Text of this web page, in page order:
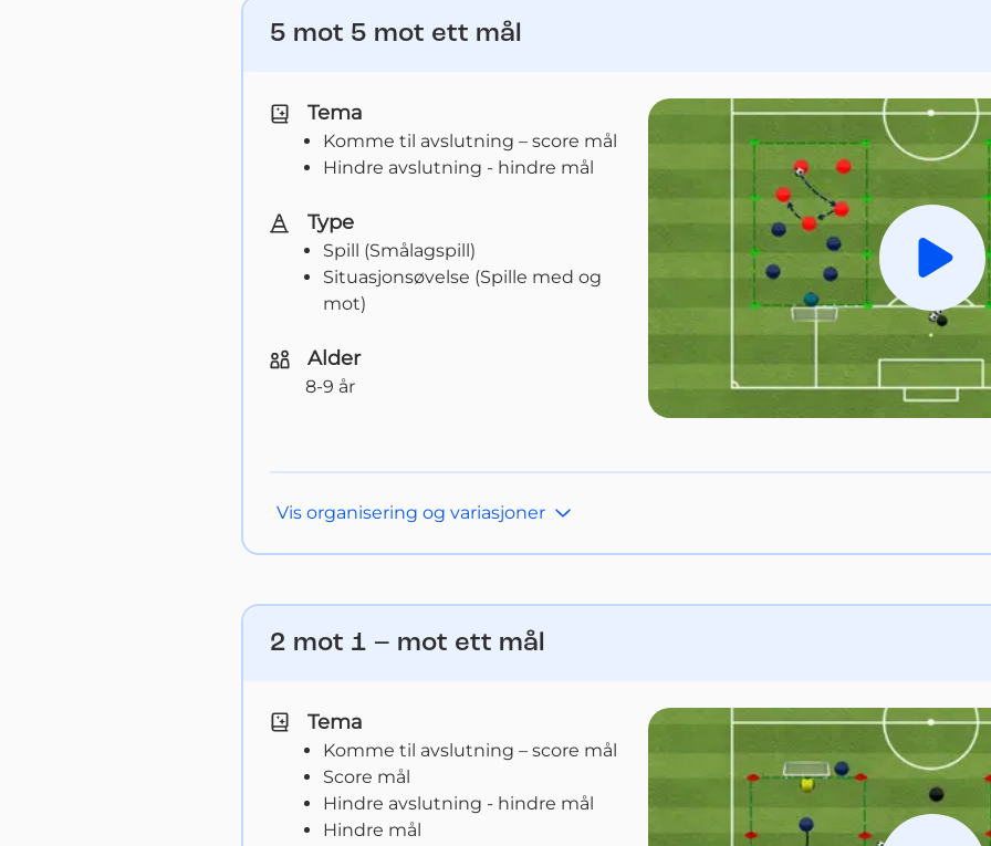
5 mot 5 mot ett mål
Spill
Tema
Komme til avslutning – score mål
Hindre avslutning - hindre mål
Type
Spill (Smålagspill)
Situasjonsøvelse (Spille med og
mot)
Alder
8-9 år
Vis organisering og variasjoner
2 mot 1 – mot ett mål
Tema
Komme til avslutning – score mål
Score mål
Hindre avslutning - hindre mål
Hindre mål